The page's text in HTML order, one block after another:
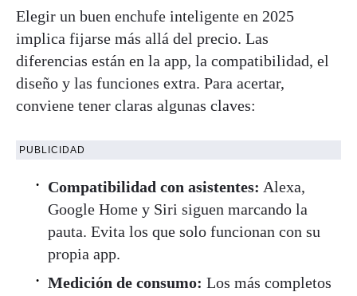
Elegir un buen enchufe inteligente en 2025
implica fijarse más allá del precio. Las
diferencias están en la app, la compatibilidad, el
diseño y las funciones extra. Para acertar,
conviene tener claras algunas claves:
PUBLICIDAD
Compatibilidad con asistentes: Alexa,
Google Home y Siri siguen marcando la
pauta. Evita los que solo funcionan con su
propia app.
Medición de consumo: Los más completos